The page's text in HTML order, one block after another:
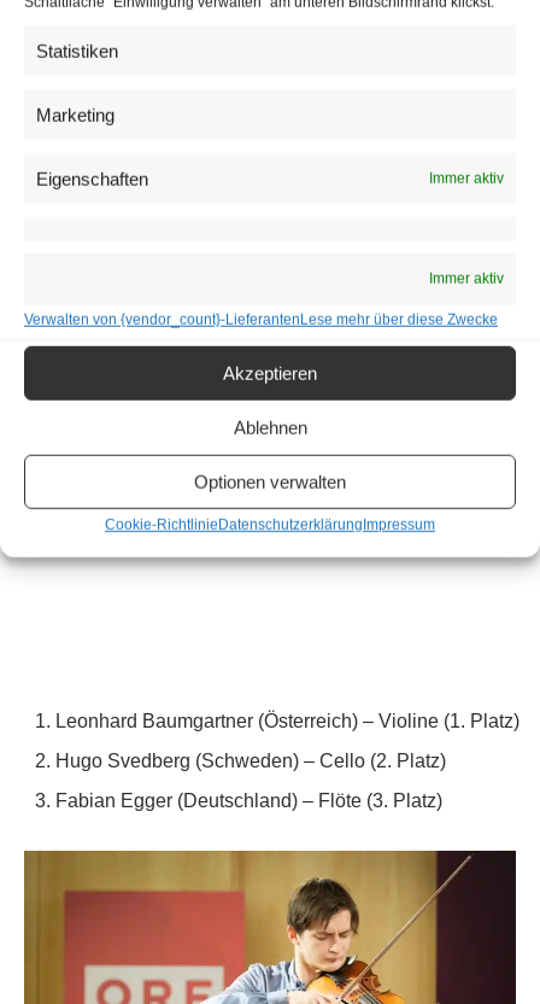
Statistiken
Marketing
Eigenschaften Immer aktiv
Immer aktiv
Verwalten von {vendor_count}-LieferantenLese mehr über diese Zwecke
Akzeptieren
Ablehnen
Optionen verwalten
Cookie-RichtlinieDatenschutzerklärungImpressum
Sebastian Egebakken Svenøy (Norwegen) – Klavier
Bogdan Dugalić (Serbien) – Klavier
Leonhard Baumgartner (Österreich) – Violine (1. Platz)
Hugo Svedberg (Schweden) – Cello (2. Platz)
Fabian Egger (Deutschland) – Flöte (3. Platz)